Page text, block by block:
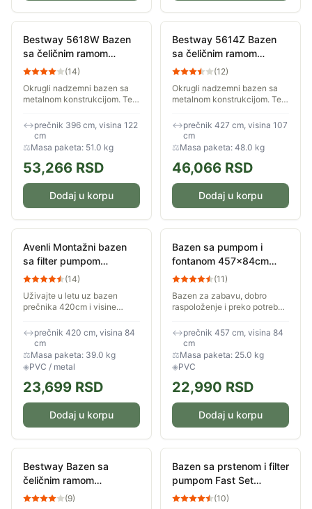
Bestway 5618W Bazen
sa čeličnim ramom
pumpom i merdevinama
(14)
Okrugli nadzemni bazen sa
metalnom konstrukcijom. Telo
izdržljivog troslojnog
materijala. Sastavni deo
kompleta čine merdevine...
↔prečnik 396 cm, visina 122
cm
⚖Masa paketa: 51.0 kg
53,266 RSD
Dodaj u korpu
Bestway 5614Z Bazen
sa čeličnim ramom
pumpom i merdevinama
(12)
Okrugli nadzemni bazen sa
metalnom konstrukcijom. Telo
izdržljivog troslojnog
materijala. Sastavni deo
kompleta čine merdevine...
↔prečnik 427 cm, visina 107
cm
⚖Masa paketa: 48.0 kg
46,066 RSD
Dodaj u korpu
Avenli Montažni bazen
sa filter pumpom
420x84cm
(14)
Uživajte u letu uz bazen
prečnika 420cm i visine
fenomenalnu porodičnu
zabavu u vašem dvorištu i
opuštanje tokom vrelih...
↔prečnik 420 cm, visina 84
cm
⚖Masa paketa: 39.0 kg
◈PVC / metal
23,699 RSD
Dodaj u korpu
Bazen sa pumpom i
fontanom 457x84cm
Bestway 57416
(11)
Bazen za zabavu, dobro
raspoloženje i preko potrebno
dana. Bazen ima pumpu i
fontanu u obliku palme koja
se povezuje...
↔prečnik 457 cm, visina 84
cm
⚖Masa paketa: 25.0 kg
◈PVC
22,990 RSD
Dodaj u korpu
Bestway Bazen sa
čeličnim ramom
merdevinama i filterskom
(9)
Bazen sa prstenom i filter
pumpom Fast Set
396x84cm Bestway
(10)